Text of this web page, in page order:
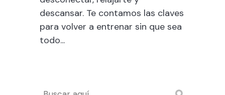
descansar. Te contamos las claves
para volver a entrenar sin que sea
todo...